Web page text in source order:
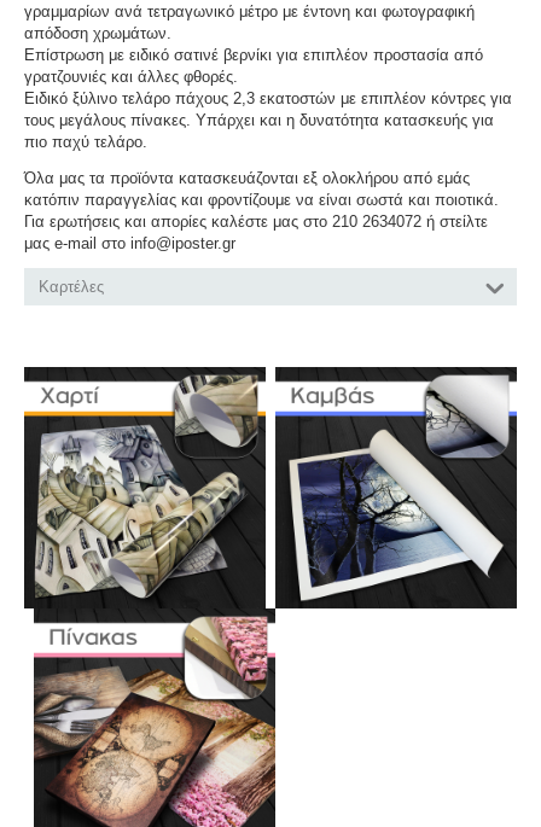
γραμμαρίων ανά τετραγωνικό μέτρο με έντονη και φωτογραφική
απόδοση χρωμάτων.
Επίστρωση με ειδικό σατινέ βερνίκι για επιπλέον προστασία από
γρατζουνιές και άλλες φθορές.
Ειδικό ξύλινο τελάρο πάχους 2,3 εκατοστών με επιπλέον κόντρες για
τους μεγάλους πίνακες. Υπάρχει και η δυνατότητα κατασκευής για
πιο παχύ τελάρο.
Όλα μας τα προϊόντα κατασκευάζονται εξ ολοκλήρου από εμάς
κατόπιν παραγγελίας και φροντίζουμε να είναι σωστά και ποιοτικά.
Για ερωτήσεις και απορίες καλέστε μας στο 210 2634072 ή στείλτε
μας e-mail στο info@iposter.gr
Καρτέλες